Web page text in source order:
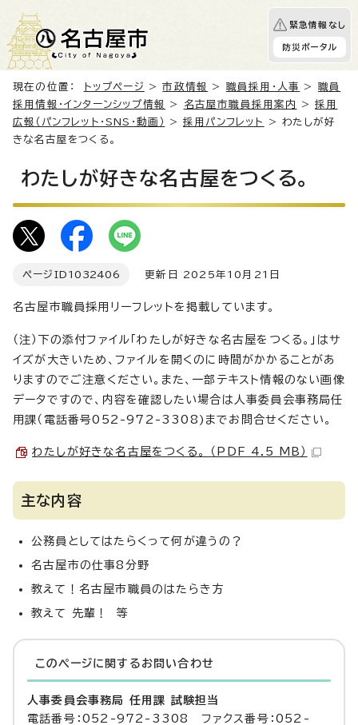
緊急情報なし
防災ポータル
現在の位置： トップページ >市政情報 > 職員採用・人事 > 職員
採用情報・インターンシップ情報
> 名古屋市職員採用案内 >採用
広報（パンフレット・SNS・動画）
>採用パンフレット
> わたしが好
きな名古屋をつくる。
わたしが好きな名古屋をつくる。
ページID 1032406 更新日 2025年10月21日
名古屋市職員採用リーフレットを掲載しています。
（注）下の添付ファイル「わたしが好きな名古屋をつくる。」はサ
イズが大きいため、ファイルを開くのに時間がかかることがあ
りますのでご注意ください。また、一部テキスト情報のない画像
データですので、内容を確認したい場合は人事委員会事務局任
用課（電話番号052-972-3308)までお問合せください。
わたしが好きな名古屋をつくる。 （PDF 4.5 MB）
主な内容
公務員としてはたらくって何が違うの？
名古屋市の仕事8分野
教えて！名古屋市職員のはたらき方
教えて 先輩！ 等
このページに関する お問い合わせ
人事委員会事務局 任用課 試験担当
電話番号：052-972-3308 ファクス番号：052-